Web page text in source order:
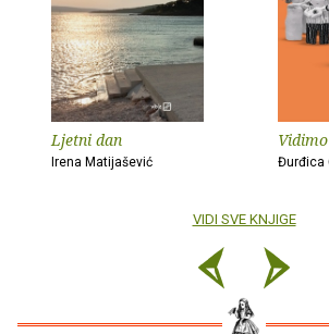
Ljetni dan
Irena Matijašević Đurđica
VIDI SVE KNJIGE